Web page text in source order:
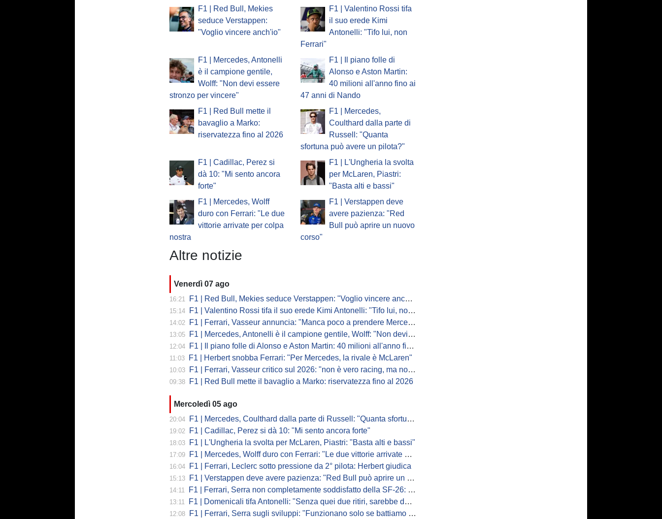
F1 | Red Bull, Mekies
seduce Verstappen:
"Voglio vincere anch'io"
F1 | Valentino Rossi tifa
il suo erede Kimi
Antonelli: "Tifo lui, non
Ferrari"
F1 | Mercedes, Antonelli
è il campione gentile,
Wolff: "Non devi essere
stronzo per vincere"
F1 | Il piano folle di
Alonso e Aston Martin:
40 milioni all'anno fino ai
47 anni di Nando
F1 | Red Bull mette il
bavaglio a Marko:
riservatezza fino al 2026
F1 | Mercedes,
Coulthard dalla parte di
Russell: "Quanta
sfortuna può avere un pilota?"
F1 | Cadillac, Perez si
dà 10: "Mi sento ancora
forte"
F1 | L'Ungheria la svolta
per McLaren, Piastri:
"Basta alti e bassi"
F1 | Mercedes, Wolff
duro con Ferrari: "Le due
vittorie arrivate per colpa
nostra
F1 | Verstappen deve
avere pazienza: "Red
Bull può aprire un nuovo
corso"
Altre notizie
Venerdì 07 ago
16:21 F1 | Red Bull, Mekies seduce Verstappen: "Voglio vincere anch'io"
15:14 F1 | Valentino Rossi tifa il suo erede Kimi Antonelli: "Tifo lui, non Ferrari"
14:02 F1 | Ferrari, Vasseur annuncia: "Manca poco a prendere Mercedes, ma non basterà l'ADUO"
13:05 F1 | Mercedes, Antonelli è il campione gentile, Wolff: "Non devi essere stronzo per vincere"
12:04 F1 | Il piano folle di Alonso e Aston Martin: 40 milioni all'anno fino ai 47 anni di Nando
11:03 F1 | Herbert snobba Ferrari: "Per Mercedes, la rivale è McLaren"
10:03 F1 | Ferrari, Vasseur critico sul 2026: "non è vero racing, ma non è artificiale"
09:38 F1 | Red Bull mette il bavaglio a Marko: riservatezza fino al 2026
Mercoledì 05 ago
20:04 F1 | Mercedes, Coulthard dalla parte di Russell: "Quanta sfortuna può avere un pilota?"
19:02 F1 | Cadillac, Perez si dà 10: "Mi sento ancora forte"
18:03 F1 | L'Ungheria la svolta per McLaren, Piastri: "Basta alti e bassi"
17:09 F1 | Mercedes, Wolff duro con Ferrari: "Le due vittorie arrivate per colpa nostra
16:04 F1 | Ferrari, Leclerc sotto pressione da 2° pilota: Herbert giudica
15:13 F1 | Verstappen deve avere pazienza: "Red Bull può aprire un nuovo corso"
14:11 F1 | Ferrari, Serra non completamente soddisfatto della SF-26: "Non è solo la mia macchina"
13:11 F1 | Domenicali tifa Antonelli: "Senza quei due ritiri, sarebbe davanti di tanto"
12:08 F1 | Ferrari, Serra sugli sviluppi: "Funzionano solo se battiamo gli altri"